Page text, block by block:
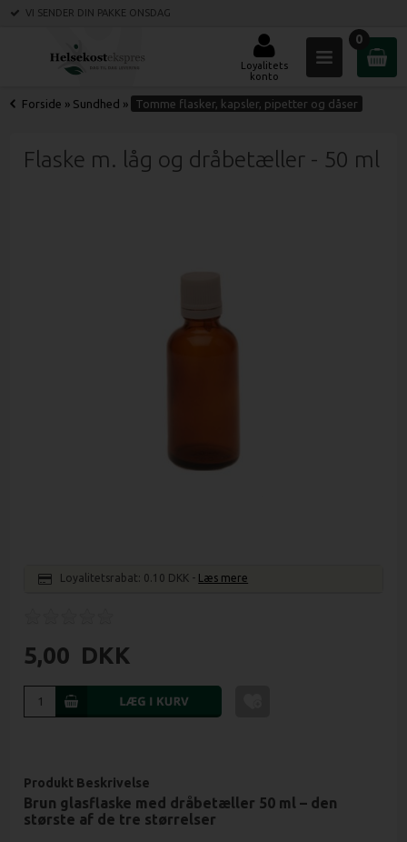
VI SENDER DIN PAKKE ONSDAG
0
Loyalitets
konto
Forside » Sundhed » Tomme flasker, kapsler, pipetter og dåser
Flaske m. låg og dråbetæller - 50 ml
Loyalitetsrabat: 0.10 DKK - Læs mere
5,00 DKK
Produkt Beskrivelse
Brun glasflaske med dråbetæller 50 ml – den
største af de tre størrelser